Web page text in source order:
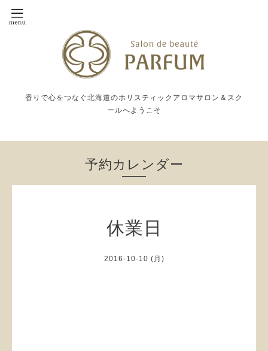
香りで心をつなぐ北海道のホリスティックアロマサロン＆スク
ールへようこそ
予約カレンダー
休業日
2016-10-10 (月)